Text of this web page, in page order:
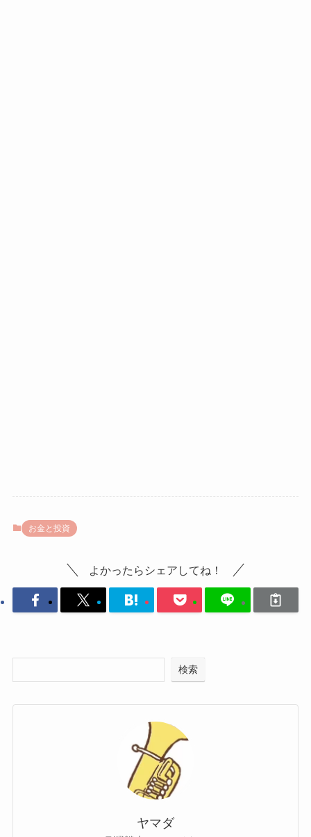
お金と投資
よかったらシェアしてね！
検索
ヤマダ